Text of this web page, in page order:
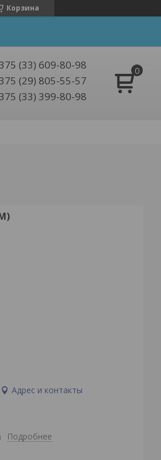
Корзина
(33) 609-80-98
(29) 805-55-57
(33) 399-80-98
Адрес и контакты
Подробнее